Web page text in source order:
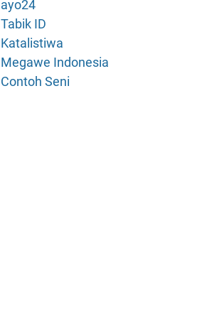
ayo24
Tabik ID
Katalistiwa
Megawe Indonesia
Contoh Seni